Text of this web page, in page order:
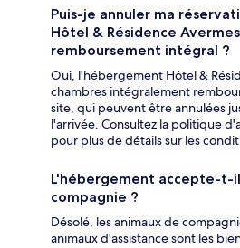
Puis-je annuler ma
Hôtel & Résidence
remboursement intégral ?
Oui, l'hébergement Hôtel &
chambres intégralement
site, qui peuvent être annulées
l'arrivée. Consultez la politique
pour plus de détails sur les
L'hébergement accepte-t-
compagnie ?
Désolé, les animaux de
animaux d'assistance sont les